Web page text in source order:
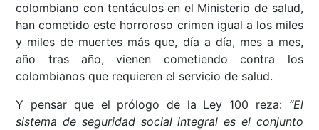
colombiano con tentáculos en el Ministerio de salud,
han cometido este horroroso crimen igual a los miles
y miles de muertes más que, día a día, mes a mes,
año tras año, vienen cometiendo contra los
colombianos que requieren el servicio de salud.
Y pensar que el prólogo de la Ley 100 reza: “El
sistema de seguridad social integral es el conjunto